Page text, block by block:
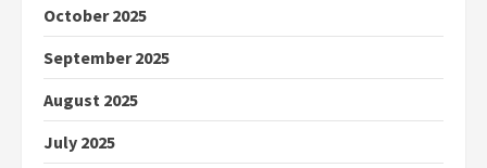
October 2025
September 2025
August 2025
July 2025